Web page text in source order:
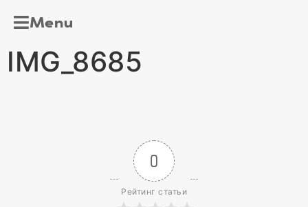
Menu
IMG_8685
0
Рейтинг статьи